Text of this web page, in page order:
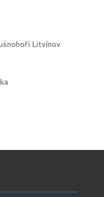
Litvínov